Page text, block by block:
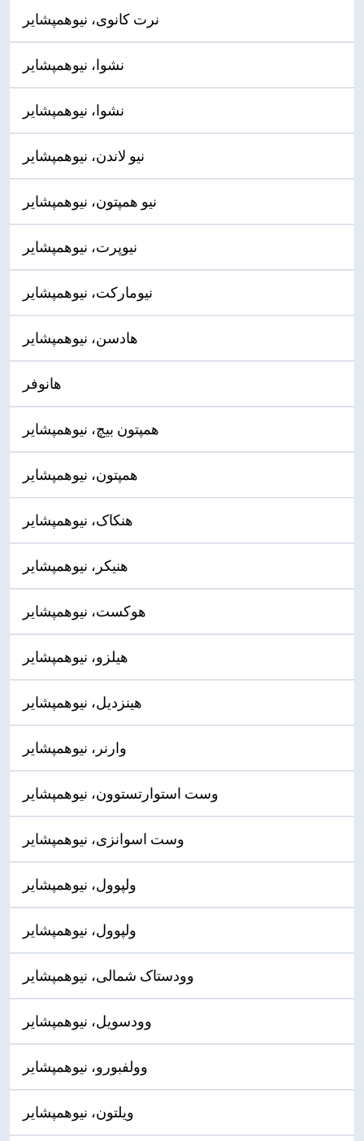
نرت کانوی، نیوهمپشایر
نشوا، نیوهمپشایر
نشوا، نیوهمپشایر
نیو لاندن، نیوهمپشایر
نیو همپتون، نیوهمپشایر
نیوپرت، نیوهمپشایر
نیومارکت، نیوهمپشایر
هادسن، نیوهمپشایر
هانوفر
همپتون بیچ، نیوهمپشایر
همپتون، نیوهمپشایر
هنکاک، نیوهمپشایر
هنیکر، نیوهمپشایر
هوکست، نیوهمپشایر
هیلزو، نیوهمپشایر
هینزدیل، نیوهمپشایر
وارنر، نیوهمپشایر
وست استوارتستوون، نیوهمپشایر
وست اسوانزی، نیوهمپشایر
ولپوول، نیوهمپشایر
ولپوول، نیوهمپشایر
وودستاک شمالی، نیوهمپشایر
وودسویل، نیوهمپشایر
وولفبورو، نیوهمپشایر
ویلتون، نیوهمپشایر